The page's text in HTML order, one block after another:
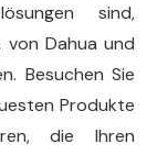
sind,
von Dahua und
Besuchen Sie
Produkte
die Ihren